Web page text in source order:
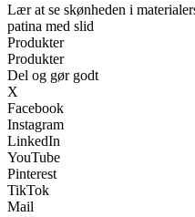
Lær at se skønheden i
patina med slid
Produkter
Produkter
Del og gør godt
X
Facebook
Instagram
LinkedIn
YouTube
Pinterest
TikTok
Mail